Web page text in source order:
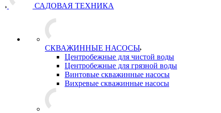
САДОВАЯ ТЕХНИКА
СКВАЖИННЫЕ НАСОСЫ
Центробежные для чистой воды
Центробежные для грязной воды
Винтовые скважинные насосы
Вихревые скважинные насосы